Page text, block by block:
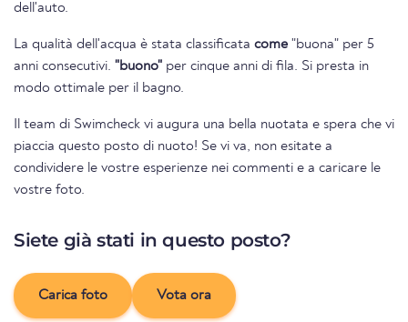
dell'auto.
La qualità dell'acqua è stata classificata come "buona" per 5
anni consecutivi. "buono" per cinque anni di fila. Si presta in
modo ottimale per il bagno.
Il team di Swimcheck vi augura una bella nuotata e spera che vi
piaccia questo posto di nuoto! Se vi va, non esitate a
condividere le vostre esperienze nei commenti e a caricare le
vostre foto.
Siete già stati in questo posto?
Carica foto Vota ora